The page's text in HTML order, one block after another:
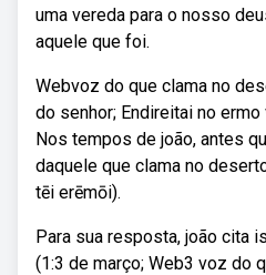
uma vereda para o nosso
aquele que foi.
Webvoz do que clama no
do senhor; Endireitai no
Nos tempos de joão, antes
daquele que clama no
tēi erēmōi).
Para sua resposta, joão cita
(1:3 de março; Web3 voz do